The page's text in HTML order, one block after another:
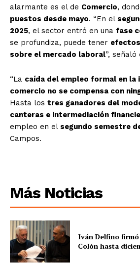
alarmante es el de Comercio,
puestos desde mayo. “En el
2025, el sector entró en una fase
se profundiza, puede tener efectos
sobre el mercado laboral”,
“La caída del empleo formal en la
comercio no se compensa con
Hasta los tres ganadores del
canteras e intermediación
empleo en el segundo semestre
Campos.
Más Noticias
Iván Delfino
Colón hasta